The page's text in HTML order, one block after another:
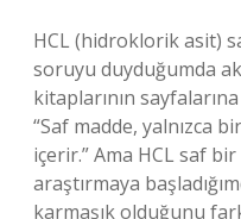
HCL (hidroklorik asit)
soruyu duyduğumda
kitaplarının
“Saf madde, yalnızca
içerir.” Ama HCL saf
araştırmaya
karmaşık olduğunu